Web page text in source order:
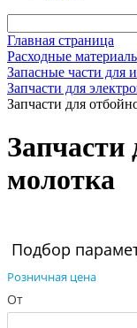
Главная страница
Расходные
Запасные части для
Запчасти для
Запчасти для
Запчасти
молотка
Подбор
Розничная цена
От